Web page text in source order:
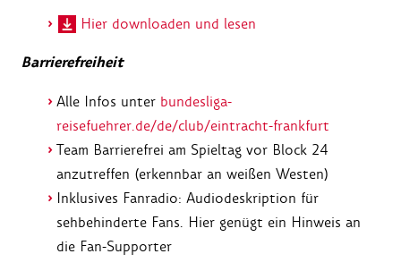
Hier downloaden und lesen
Barrierefreiheit
Alle Infos unter bundesliga-
reisefuehrer.de/de/club/eintracht-frankfurt
Team Barrierefrei am Spieltag vor Block 24
anzutreffen (erkennbar an weißen Westen)
Inklusives Fanradio: Audiodeskription für
sehbehinderte Fans. Hier genügt ein Hinweis an
die Fan-Supporter